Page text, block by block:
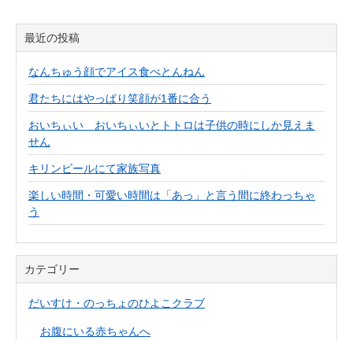
最近の投稿
なんちゅう顔でアイス食べとんねん
君たちにはやっぱり笑顔が1番に合う
おいちぃい おいちぃいとトトロは子供の時にしか見えま
せん
キリンビールにて家族写真
楽しい時間・可愛い時間は「あっ」と言う間に終わっちゃ
う
カテゴリー
だいすけ・のっちょのひよこクラブ
お腹にいる赤ちゃんへ